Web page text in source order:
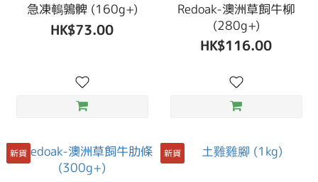
急凍鵪鶉髀 (160g+)
HK$73.00
Redoak-澳洲草飼牛柳
(280g+)
HK$116.00
新貨 新貨